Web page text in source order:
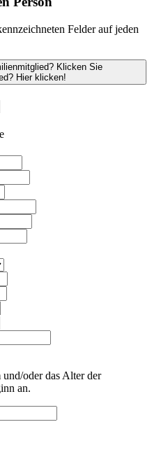
Felder auf jeden
Klicken Sie
Hier klicken!
und/oder das Alter der
an.